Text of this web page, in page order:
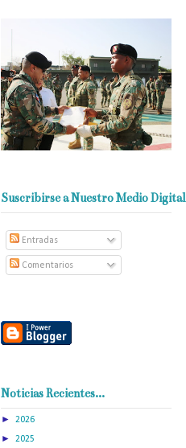
Suscribirse a Nuestro Medio Digital
Entradas
Comentarios
Noticias Recientes...
► 2026
► 2025